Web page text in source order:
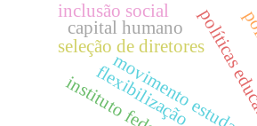
instituto federal
seleção de diretores
movimento
capital humano
flexibilização
inclusão social